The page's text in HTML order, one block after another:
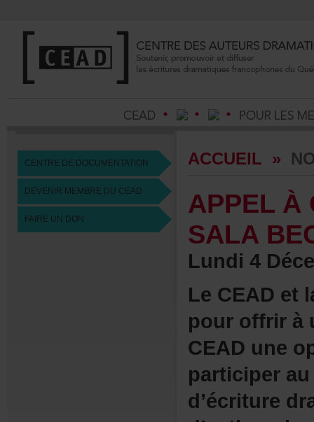
CENTREDEDOCUMENTATION
DEVENIRMEMBREDUCEAD
FAIREUNDON
ACCUEIL »